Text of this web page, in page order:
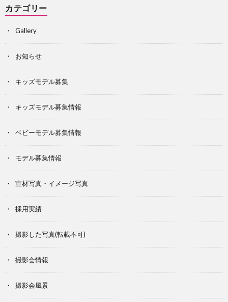
カテゴリー
Gallery
お知らせ
キッズモデル募集
キッズモデル募集情報
ベビーモデル募集情報
モデル募集情報
宣材写真・イメージ写真
採用実績
撮影した写真(転載不可)
撮影会情報
撮影会風景